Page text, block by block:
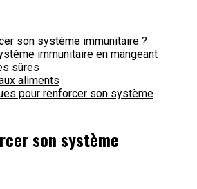
son système immunitaire ?
immunitaire en mangeant
sûres
aliments
pour renforcer son système
son système